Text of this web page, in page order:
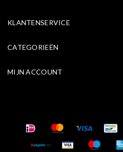
KLANTENSERVICE
CATEGORIEËN
MIJN ACCOUNT